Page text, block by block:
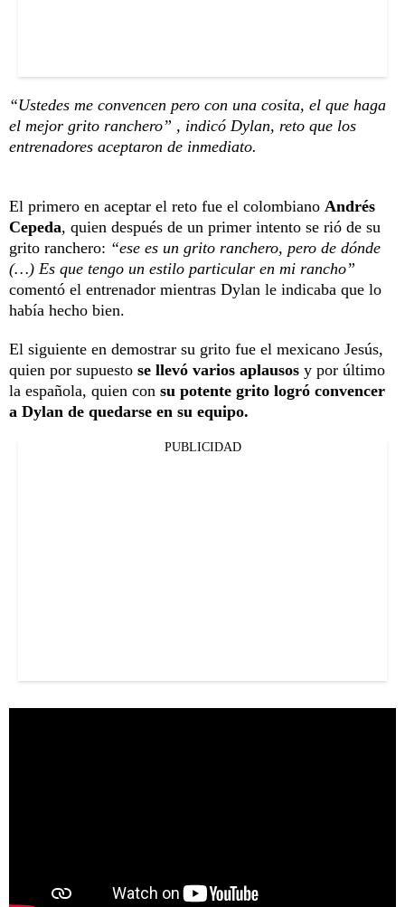
“Ustedes me convencen pero con una cosita, el que haga
el mejor grito ranchero” , indicó Dylan, reto que los
entrenadores aceptaron de inmediato.
El primero en aceptar el reto fue el colombiano Andrés
Cepeda, quien después de un primer intento se rió de su
grito ranchero: “ese es un grito ranchero, pero de dónde
(…) Es que tengo un estilo particular en mi rancho”
comentó el entrenador mientras Dylan le indicaba que lo
había hecho bien.
El siguiente en demostrar su grito fue el mexicano Jesús,
quien por supuesto se llevó varios aplausos y por último
la española, quien con su potente grito logró convencer
a Dylan de quedarse en su equipo.
PUBLICIDAD